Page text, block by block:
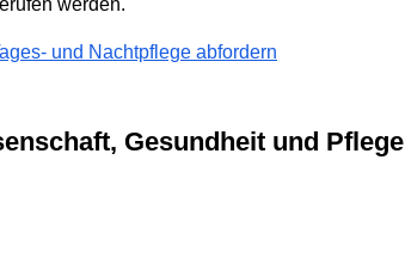
werden.
und Nachtpflege abfordern
Gesundheit und Pflege